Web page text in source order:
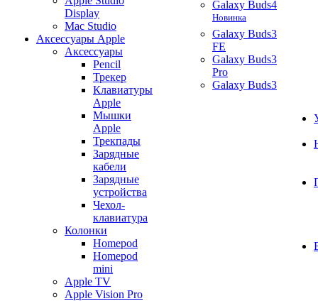
Display
Mac Studio
Аксессуары Apple
Аксессуары
Pencil
Трекер
Клавиатуры
Apple
Мышки
Apple
Трекпады
Зарядные
кабели
Зарядные
устройства
Чехол-
клавиатура
Колонки
Homepod
Homepod
mini
Apple TV
Apple Vision Pro
Galaxy Buds4
Новинка
Galaxy Buds3
FE
Galaxy Buds3
Pro
Galaxy Buds3